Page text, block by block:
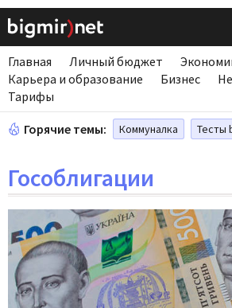
Главная Личный бюджет
Карьера и образование
Бизнес
Тарифы
Горячие темы: Коммуналка Тесты
Гособлигации